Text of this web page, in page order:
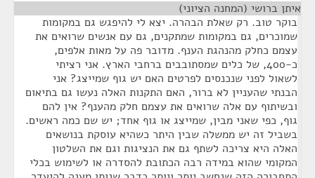
איתן ברושי (המחנה הציוני)
בוקר טוב. רק שאלת הבהרה. יצא לי להיפגש גם במקומות
שמוכרים, גם במקומות שמתקנים, גם עם אנשים שרואים את
עצמם כחלק מהנהגת הענף. מדובר פה על מאות אלפים,
כ-400, של כלים שמסתובבים ברחבי הארץ. אני רציתי
לשאול לפני שנכנסים לפרטים האם יש גוף שמייצג? אני
הבנתי שהעניין לא ברור, האם התקנות האלה נעשו גם בתיאום
ובשיתוף עם אלה שרואים את עצמם חלק מהענף? אין להם
גוף, כפי שאני מבין, שמייצג או גוף אחד; יש שם כמה ראשים.
בשביל זה יש ממשלה שבין היתר כשהיא עוסקת בנושאים
האלה היא צריכה לשתף גם את הנציגות וגם את השלטון
המקומי שהוא במידה רבה הכתובת להסדרה או לשימוש בכלי